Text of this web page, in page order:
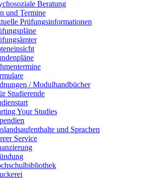
Beratung
und Termine
Prüfungsinformationen
/ Modulhandbücher
Studierende
Your Studies
und Sprachen
Service